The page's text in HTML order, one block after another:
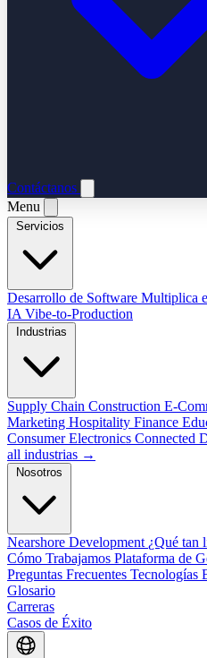
Contáctanos
Menu
Desarrollo de Software Multiplica
IA Vibe-to-Production
Supply Chain Construction E-
Marketing Hospitality Finance
Consumer Electronics Connected
all industrias →
Nearshore Development ¿Qué tan
Cómo Trabajamos Plataforma de
Preguntas Frecuentes Tecnologías
Glosario
Carreras
Casos de Éxito